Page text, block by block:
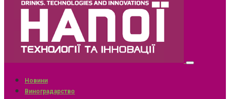
Новини
Виноградарство